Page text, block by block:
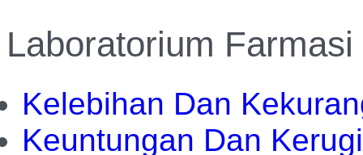
Laboratorium Farmasi
Kelebihan Dan
Keuntungan Dan